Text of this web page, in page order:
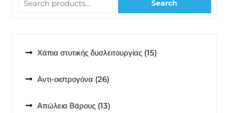
Search
Χάπια στυτικής δυσλειτουργίας 1515
Αντι-οιστρογόνα 2626
Απώλεια Βάρους 1313